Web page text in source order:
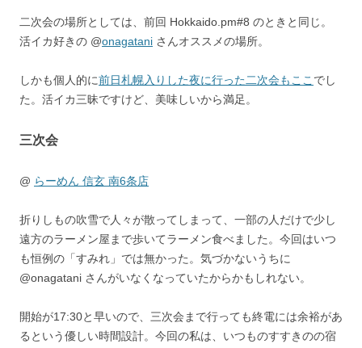
二次会の場所としては、前回 Hokkaido.pm#8 のときと同じ。
活イカ好きの @onagatani さんオススメの場所。
しかも個人的に前日札幌入りした夜に行った二次会もここ でし
た。活イカ三昧ですけど、美味しいから満足。
三次会
@ らーめん 信玄 南6条店
折りしもの吹雪で人々が散ってしまって、一部の人だけで少し
遠方のラーメン屋まで歩いてラーメン食べました。今回はいつ
も恒例の「すみれ」では無かった。気づかないうちに
@onagatani さんがいなくなっていたからかもしれない。
開始が17:30と早いので、三次会まで行っても終電には余裕があ
るという優しい時間設計。今回の私は、いつものすすきのの宿